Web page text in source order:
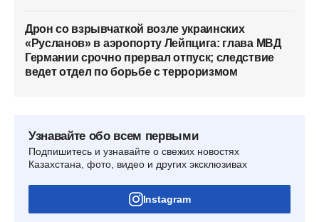
Дрон со взрывчаткой возле украинских
«Русланов» в аэропорту Лейпцига: глава МВД
Германии срочно прервал отпуск; следствие
ведет отдел по борьбе с терроризмом
Узнавайте обо всем первыми
Подпишитесь и узнавайте о свежих новостях
Казахстана, фото, видео и других эксклюзивах
Instagram